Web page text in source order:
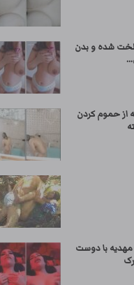
شده و بدن
از حموم کردن
با دوست